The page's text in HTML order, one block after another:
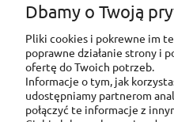
Dbamy o Twoją
Pliki cookies i pokrewne im
poprawne działanie strony i
ofertę do Twoich potrzeb.
Informacje o tym, jak
udostępniamy partnerom
połączyć te informacje z